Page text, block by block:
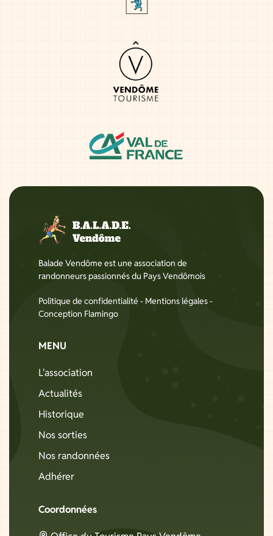
Balade Vendôme est une association de
randonneurs passionnés du Pays Vendômois
Politique de confidentialité - Mentions légales-
Conception Flamingo
MENU
L'association
Actualités
Historique
Nos sorties
Nos randonnées
Adhérer
Coordonnées